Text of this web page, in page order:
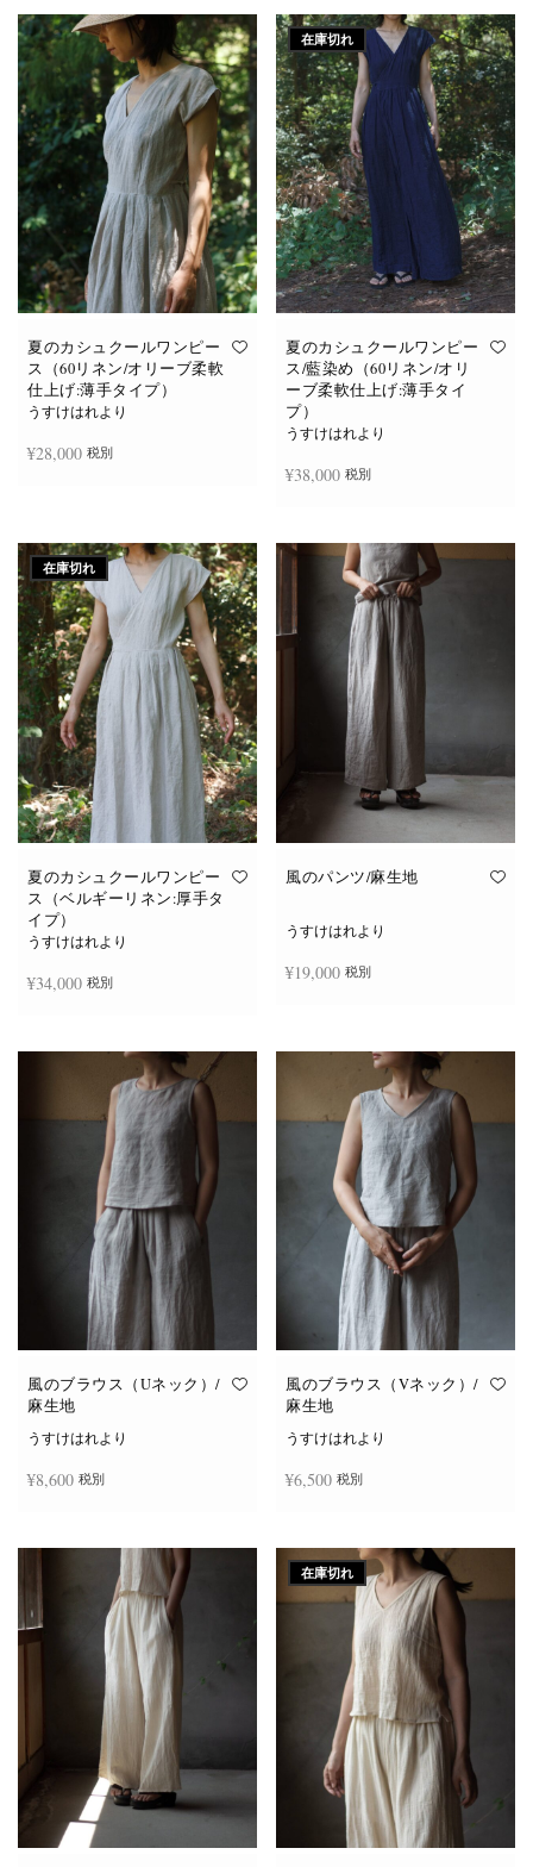
ジ
か
ら
選
択
で
き
ま
す
ジ
か
ら
選
択
で
き
ま
す
の
商
品
に
は
複
数
の
バ
リ
エ
ー
シ
ョ
ン
が
あ
り
ま
オ
プ
シ
ョ
ら
選
択
で
き
ま
す
の
商
品
に
複
数
の
ョ
ン
が
あ
り
ま
オ
プ
シ
ョ
ら
選
択
で
き
ま
す
夏のカシュクールワンピー
ス（60リネン/オリーブ柔軟
仕上げ:薄手タイプ）
うすけはれより
¥28,000 税別
在庫切れ
夏のカシュクールワンピー
ス/藍染め（60リネン/オリ
ーブ柔軟仕上げ:薄手タイ
プ）
うすけはれより
¥38,000 税別
在庫切れ
夏のカシュクールワンピー
ス（ベルギーリネン:厚手タ
イプ）
うすけはれより
¥34,000 税別
風のパンツ/麻生地
うすけはれより
¥19,000 税別
風のブラウス（Uネック）/
麻生地
うすけはれより
¥8,600 税別
の
商
品
に
は
複
数
の
バ
リ
エ
ー
シ
ョ
ン
が
あ
ま
風のブラウス（Vネック）/
麻生地
うすけはれより
¥6,500 税別
の
商
品
に
は
複
数
の
バ
リ
エ
ー
シ
ョ
ン
が
あ
り
ま
在庫切れ